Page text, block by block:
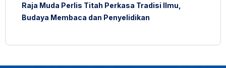
Raja Muda Perlis Titah Perkasa Tradisi Ilmu,
Budaya Membaca dan Penyelidikan